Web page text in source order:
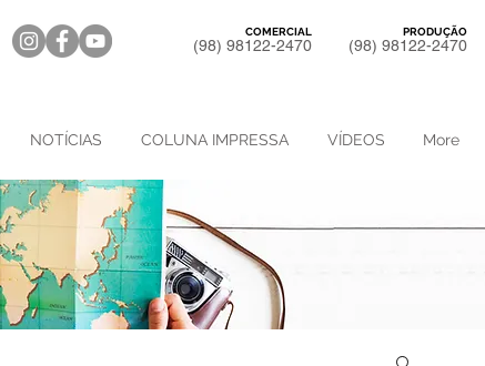
COMERCIAL
(98) 98122-2470
PRODUÇÃO
(98) 98122-2470
NOTÍCIAS COLUNA IMPRESSA VÍDEOS More